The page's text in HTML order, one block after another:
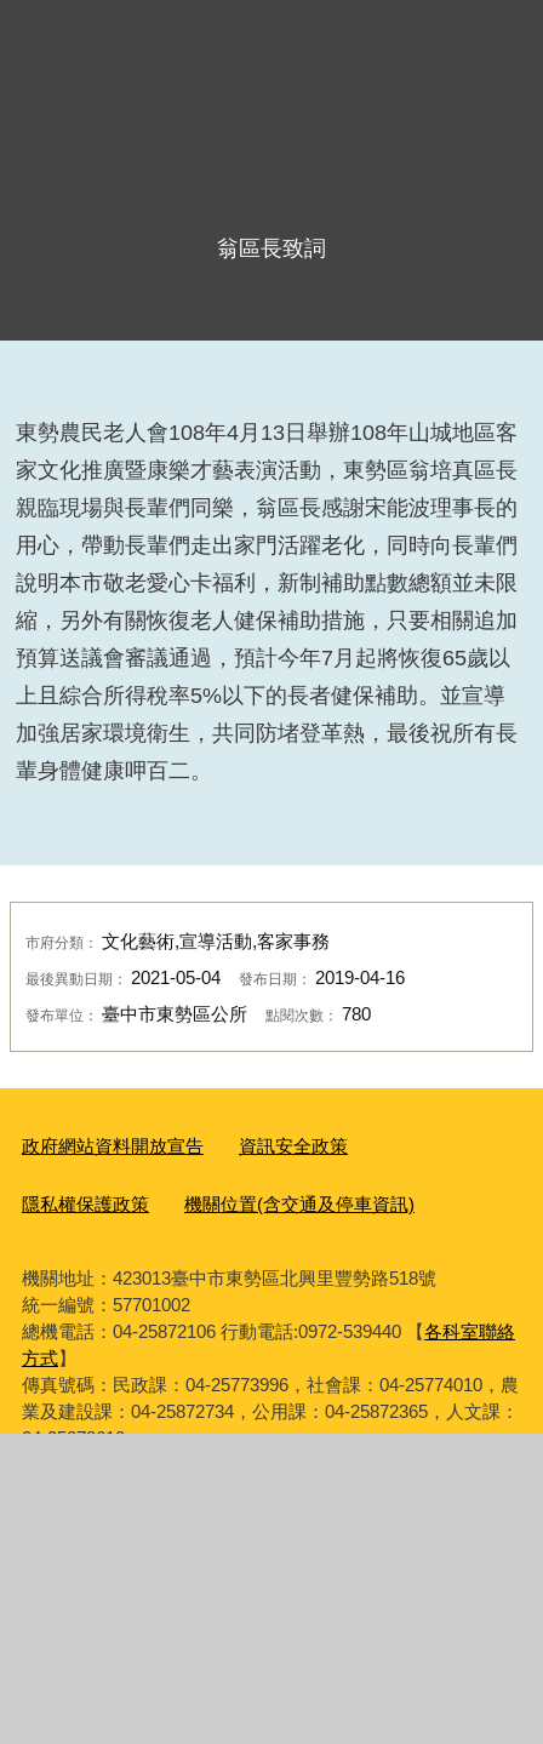
翁區長致詞
東勢農民老人會108年4月 13 日舉辦108年山城地區客
家文化推廣暨康樂才藝表演活動，東勢區翁培真區長
親臨現場與長輩們同樂，翁區長感謝宋能波理事長的
用心，帶動長輩們走出家門活躍老化，同時向長輩們
說明本市敬老愛心卡福利，新制補助點數總額並未限
縮，另外有關恢復老人健保補助措施，只要相關追加
預算送議會審議通過，預計今年7 月起將恢復65歲以
上且綜合所得稅率5%以下的長者健保補助。並宣導
加強居家環境衛生，共同防堵登革熱，最後祝所有長
輩身體健康呷百二。
市府分類： 文化藝術,宣導活動,客家事務
最後異動日期： 2021-05-04 發布日期： 2019-04-16
發布單位： 臺中市東勢區公所 點閱次數： 780
政府網站資料開放宣告 資訊安全政策
隱私權保護政策 機關位置(含交通及停車資訊)
機關地址：423013臺中市東勢區北興里豐勢路518號
統一編號：57701002
總機電話：04-25872106 行動電話:0972-539440 【各科室聯絡
方式】
傳真號碼：民政課：04-25773996，社會課：04-25774010，農
業及建設課：04-25872734，公用課：04-25872365，人文課：
04-25878610。